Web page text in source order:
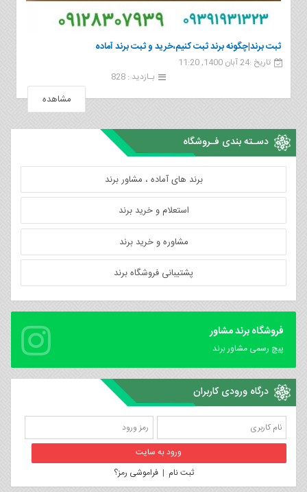
ثبت برند|چگونه برند ثبت کنیم،خرید و ثبت برند آماده
تاریخ :24 آبان 1400, 11:20
بـازدید : 828
مشاهده
دسـته بندی فـروشگاه
برند های آماده ، مشاور برند
استعلام و خرید برند
مشاوره و خرید برند
پشتیبانی فروشگاه برند
فروشگاه برند مشاور
پیچ رسمی مشاور برند
درگاه ورودی کاربران
ثبت نام |فراموشی رمز؟